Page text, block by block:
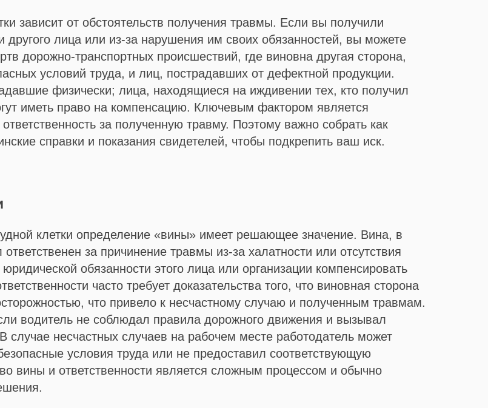
обратный звонок
Предоставляя свои персональные данные, я
согласен с условиями политики
конфиденциальности сайта
зависит от обстоятельств получения травмы. Если вы получили
другого лица или из-за нарушения им своих обязанностей, вы можете
дорожно-транспортных происшествий, где виновна другая сторона,
условий труда, и лиц, пострадавших от дефектной продукции.
физически; лица, находящиеся на иждивении тех, кто получил
иметь право на компенсацию. Ключевым фактором является
за полученную травму. Поэтому важно собрать как
справки и показания свидетелей, чтобы подкрепить ваш иск.
клетки определение «вины» имеет решающее значение. Вина, в
за причинение травмы из-за халатности или отсутствия
обязанности этого лица или организации компенсировать
часто требует доказательства того, что виновная сторона
что привело к несчастному случаю и полученным травмам.
водитель не соблюдал правила дорожного движения и вызывал
несчастных случаев на рабочем месте работодатель может
условия труда или не предоставил соответствующую
вины и ответственности является сложным процессом и обычно